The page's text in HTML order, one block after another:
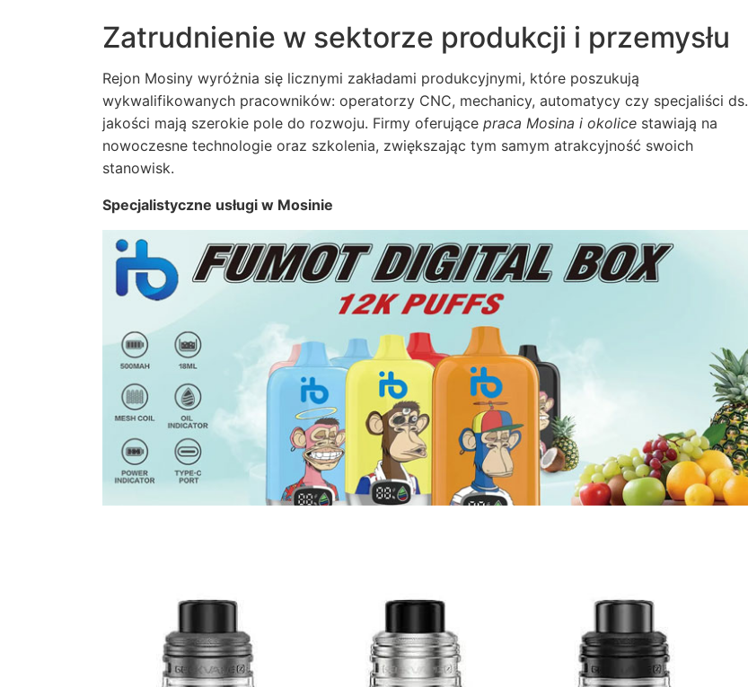
Zatrudnienie w sektorze produkcji i przemysłu
Rejon Mosiny wyróżnia się licznymi zakładami produkcyjnymi, które poszukują
wykwalifikowanych pracowników: operatorzy CNC, mechanicy, automatycy czy specjaliści ds.
jakości mają szerokie pole do rozwoju. Firmy oferujące praca Mosina i okolice stawiają na
nowoczesne technologie oraz szkolenia, zwiększając tym samym atrakcyjność swoich
stanowisk.
Specjalistyczne usługi w Mosinie